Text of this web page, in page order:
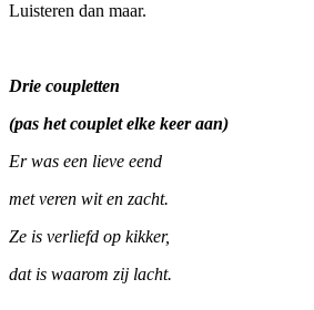
Luisteren dan maar.
Drie coupletten
(pas het couplet elke keer aan)
Er was een lieve eend
met veren wit en zacht.
Ze is verliefd op kikker,
dat is waarom zij lacht.